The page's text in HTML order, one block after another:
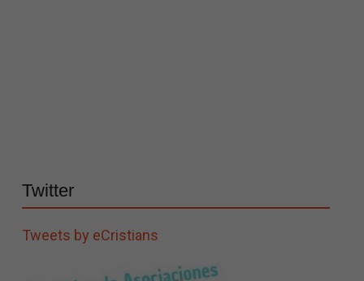
Twitter
Tweets by eCristians